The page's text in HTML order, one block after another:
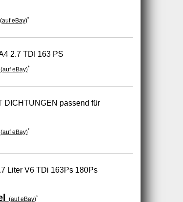
(auf eBay)*
2.7 TDI 163 PS
(auf eBay)*
DICHTUNGEN passend für
(auf eBay)*
Liter V6 TDi 163Ps 180Ps
(auf eBay)*